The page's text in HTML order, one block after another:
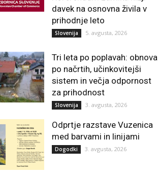
davek na osnovna živila v
prihodnje leto
Slovenija 5. avgusta, 2026
Tri leta po poplavah: obnova
po načrtih, učinkovitejši
sistem in večja odpornost
za prihodnost
Slovenija 3. avgusta, 2026
Odprtje razstave Vuzenica
med barvami in linijami
Dogodki 3. avgusta, 2026